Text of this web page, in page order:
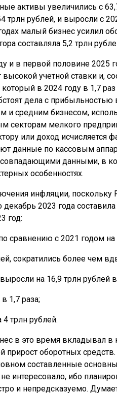
активы увеличились с
трлн рублей, и выросли с
малый бизнес усилил
составляла 5,2 трлн
и в первой половине 2025
учетной ставки и,
в 2024 году в 1,7
дела с прибыльностью
и средним бизнесом,
секторам мелкого
или доход исчисляется
данные по кассовым
данными, в
особенностях.
инфляции, поскольку
2023 года
год:
сравнению с 2021 годом на
сократились более чем
на 16,9 трлн рублей
1,7 раза;
трлн рублей.
в это время вкладывал в
прирост оборотных
составленные
интересовало, ибо
и непредсказуемо.